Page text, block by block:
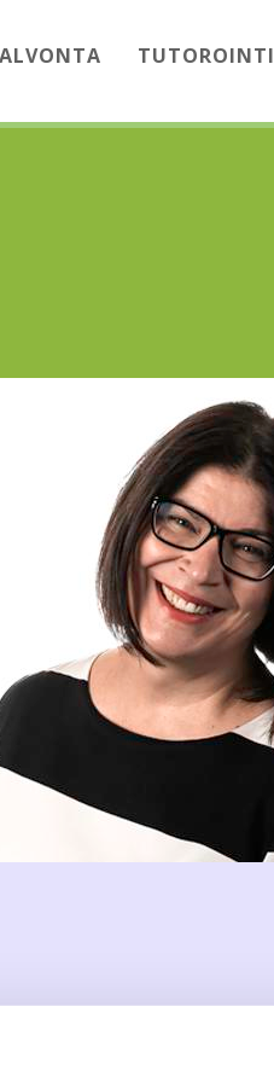
TUTOROINTI